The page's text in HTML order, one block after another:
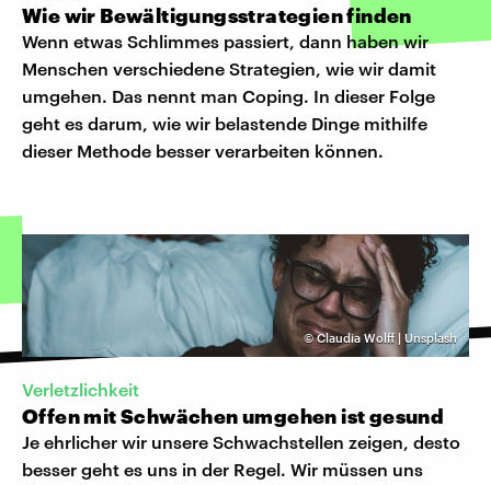
Wie wir Bewältigungsstrategien finden
Wenn etwas Schlimmes passiert, dann haben wir
Menschen verschiedene Strategien, wie wir damit
umgehen. Das nennt man Coping. In dieser Folge
geht es darum, wie wir belastende Dinge mithilfe
dieser Methode besser verarbeiten können.
©Claudia Wolff | Unsplash
Verletzlichkeit
Offen mit Schwächen umgehen ist gesund
Je ehrlicher wir unsere Schwachstellen zeigen, desto
besser geht es uns in der Regel. Wir müssen uns